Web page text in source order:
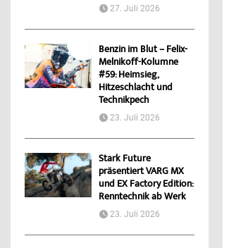
27. Juli 2026
Benzin im Blut – Felix-
Melnikoff-Kolumne
#59: Heimsieg,
Hitzeschlacht und
Technikpech
23. Juli 2026
Stark Future
präsentiert VARG MX
und EX Factory Edition:
Renntechnik ab Werk
23. Juli 2026